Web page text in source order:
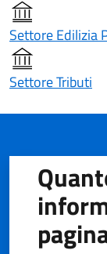
Settore Edilizia
Settore Tributi